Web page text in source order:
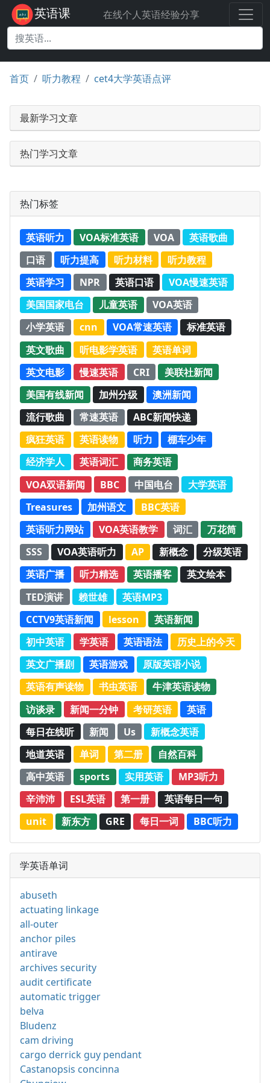
英语课 在线个人英语经验分享
首页 听力教程 cet4大学英语点评
最新学习文章
热门学习文章
热门标签
英语听力 VOA标准英语 VOA
英语歌曲
口语
听力提高 听力材料
听力教程
英语学习
NPR 英语口语
VOA慢速英语
美国国家电台
儿童英语
VOA英语
小学英语
cnn VOA常速英语
标准英语
英文歌曲
听电影学英语
英语单词
英文电影
慢速英语 CRI
美联社新闻
美国有线新闻
加州分级
澳洲新闻
流行歌曲
常速英语
ABC新闻快递
疯狂英语
英语读物 听力
棚车少年
经济学人
英语词汇
商务英语
VOA双语新闻
BBC 中国电台
大学英语
Treasures
加州语文
BBC英语
英语听力网站
VOA英语教学 词汇
万花筒
SSS
VOA英语听力 AP 新概念
分级英语
英语广播
听力精选 英语播客
英文绘本
TED演讲
赖世雄
英语MP3
CCTV9英语新闻
lesson
英语新闻
初中英语
学英语 英语语法
历史上的今天
英文广播剧
英语游戏
原版英语小说
英语有声读物
书虫英语
牛津英语读物
访谈录
新闻一分钟 考研英语
英语
每日在线听
新闻 Us
新概念英语
地道英语
单词 第二册
自然百科
高中英语
sports 实用英语
MP3听力
辛沛沛
ESL英语 第一册
英语每日一句
unit
新东方 GRE 每日一词 BBC听力
学英语单词
abuseth
actuating linkage
all-outer
anchor piles
antirave
archives security
audit certificate
automatic trigger
belva
Bludenz
cam driving
cargo derrick guy pendant
Castanopsis concinna